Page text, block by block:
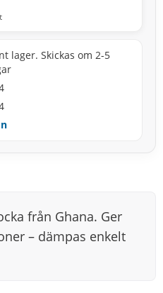
lager. Skickas om 2-5
från Ghana. Ger
– dämpas enkelt